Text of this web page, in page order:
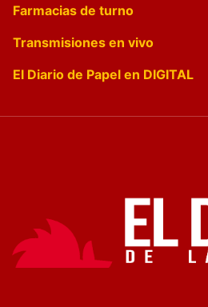
Farmacias de turno
Transmisiones en vivo
El Diario de Papel en DIGITAL